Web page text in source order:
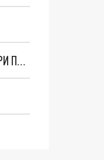
НАЗНАЧЕНИЕ ПЛАТЕЖА: ГРАЖДАНЕ В РОССИИ ВСЁ ЧАЩЕ СТАЛИ ПИСАТЬ КОММЕНТАРИИ ПРИ ПЕРЕВОДЕ ДЕНЕГ